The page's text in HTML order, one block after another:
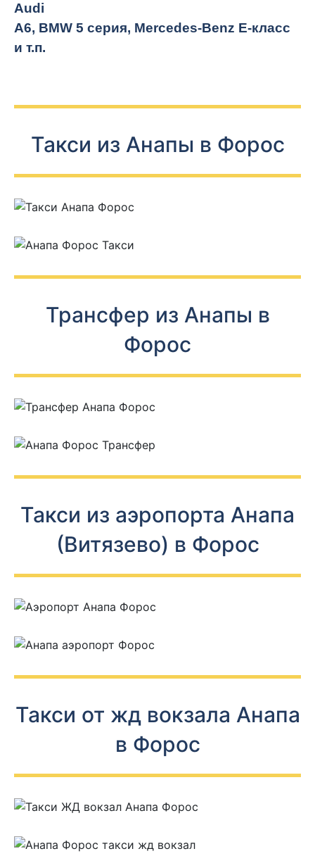
Audi
A6, BMW 5 серия, Mercedes-Benz E-класс
и т.п.
Такси из Анапы в Форос
Трансфер из Анапы в
Форос
Такси из аэропорта Анапа
(Витязево) в Форос
Такси от жд вокзала Анапа
в Форос